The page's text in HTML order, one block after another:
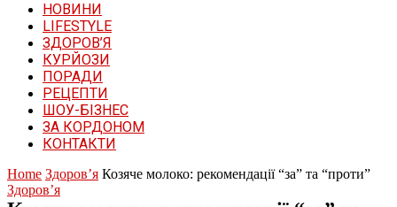
НОВИНИ
LIFESTYLE
ЗДОРОВ’Я
КУРЙОЗИ
ПОРАДИ
РЕЦЕПТИ
ШОУ-БІЗНЕС
ЗА КОРДОНОМ
КОНТАКТИ
Home Здоров’я Козяче молоко: рекомендації “за” та “проти”
Здоров’я